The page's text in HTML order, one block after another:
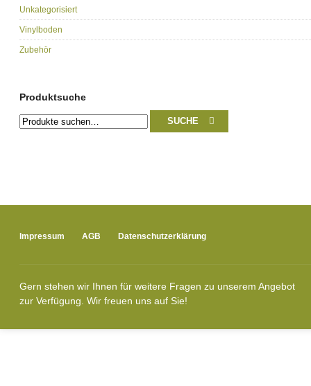
Unkategorisiert
Vinylboden
Zubehör
Produktsuche
Suche
nach:
SUCHE
Impressum AGB Datenschutzerklärung
Gern stehen wir Ihnen für weitere Fragen zu unserem Angebot
zur Verfügung. Wir freuen uns auf Sie!